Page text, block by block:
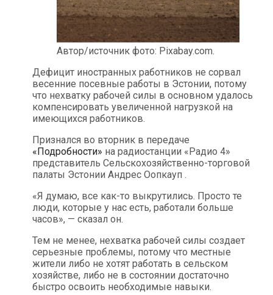
Автор/источник фото: Pixabay.com.
Дефицит иностранных работников не сорвал
весенние посевные работы в Эстонии, потому
что нехватку рабочей силы в основном удалось
компенсировать увеличенной нагрузкой на
имеющихся работников.
Признался во вторник в передаче
«Подробности» на радиостанции «Радио 4»
представитель Сельскохозяйственно-торговой
палаты Эстонии Андрес Оопкауп .
«Я думаю, все как-то выкрутились. Просто те
люди, которые у нас есть, работали больше
часов», — сказал он.
Тем не менее, нехватка рабочей силы создает
серьезные проблемы, потому что местные
жители либо не хотят работать в сельском
хозяйстве, либо не в состоянии достаточно
быстро освоить необходимые навыки.